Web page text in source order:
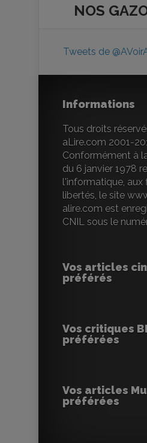
NOS
Tweets de
Informations
Tous droits
aLire.com 2001-
Conformément à
du 6 janvier 1978
l'informatique, aux
libertés, le site
alire.com est
CNIL sous le
Vos articles
préférés
Vos critiques
préférées
Vos articles
préférées